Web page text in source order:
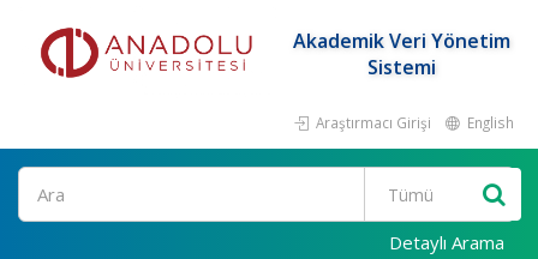
Akademik Veri Yönetim
Sistemi
Araştırmacı Girişi English
Ara
Detaylı Arama